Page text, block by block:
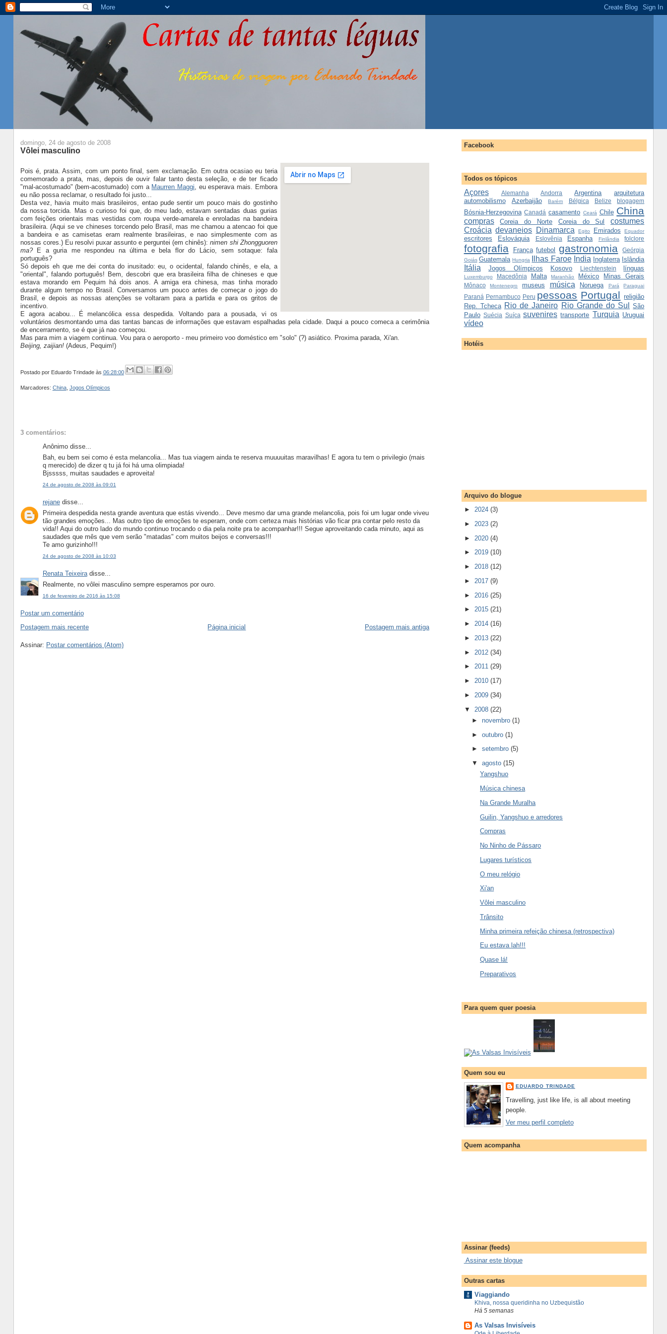
domingo, 24 de agosto de 2008
Vôlei masculino
Pois é, prata. Assim, com um ponto final, sem exclamação. Em outra ocasiao eu teria
comemorado a prata, mas, depois de ouvir falar tanto desta seleção, e de ter ficado
"mal-acostumado" (bem-acostumado) com a Maurren Maggi, eu esperava mais. Embora
eu não possa reclamar, o resultado foi justo...
Desta vez, havia muito mais brasileiros, entao pude sentir um pouco mais do gostinho
da nossa torcida. Mas o curioso foi que, do meu lado, estavam sentadas duas gurias
com feições orientais mas vestidas com roupa verde-amarela e enroladas na bandeira
brasileira. (Aqui se ve chineses torcendo pelo Brasil, mas me chamou a atencao foi que
a bandeira e as camisetas eram realmente brasileiras, e nao simplesmente com as
nossas cores.) Eu resolvi puxar assunto e perguntei (em chinês):nimen shi Zhongguoren
ma?E a guria me respondeu na última e bela flor do Lácio, sem sotaque: fala
português?
Só depois eh que me dei conta do inusitado: eu, o ocidental, falando chinês, e ela, a
"oriental", falando português! Bem, descobri que era brasileira filha de chineses e que
estava morando em Pequim há dois anos. A amiga era chinesa, mas tinha morado
durante algum tempo no Brasil. Conversamos um pouco antes de começar o jogo do
Brasil, e depois as nossas atenções se voltaram para a partida e para os gritos de
incentivo.
E agora acabou... É melancólica essa despedida. Voltando para a pousada, vi os
voluntários desmontando uma das tantas bancas de informações que estavam espalhadas pela cidade. Daqui a pouco comeca a cerimônia
de encerramento, se é que já nao começou.
Mas para mim a viagem continua. Vou para o aeroporto - meu primeiro voo doméstico em "solo" (?) asiático. Proxima parada, Xi'an.
Beijing, zaijian!(Adeus, Pequim!)
Postado por Eduardo Trindade às 06:28:00
Marcadores: China, Jogos Olímpicos
3 comentários:
Anônimo disse...
Bah, eu bem sei como é esta melancolia... Mas tua viagem ainda te reserva muuuuitas maravilhas! E agora tu tem o privilegio (mais
q merecido) de dizer q tu já foi há uma olimpiada!
Bjsssss, muitas saudades e aproveita!
24 de agosto de 2008 às 09:01
rejanedisse...
Primeira despedida nesta grande aventura que estás vivendo... Deve mesmo dar uma grande melancolia, pois foi um lugar onde viveu
tão grandes emoções... Mas outro tipo de emoções te esperam, onde com certeza mais histórias vão ficar pra contar pelo resto da
vida!! Aqui do outro lado do mundo continuo trocando o dia pela noite pra te acompanhar!!! Segue aproveitando cada minuto, aqui as
saudades que mês que vem serão "matadas" com muitos beijos e conversas!!!
Te amo gurizinho!!!
24 de agosto de 2008 às 10:03
Renata Teixeiradisse...
Realmente, no vôlei masculino sempre esperamos por ouro.
16 de fevereiro de 2016 às 15:08
Postar um comentário
Postagem mais recente
Postagem mais antiga
Página inicial
Assinar: Postar comentários (Atom)
Facebook
Todos os tópicos
Açores Alemanha Andorra Argentina
arquitetura
automobilismo
Azerbaijão Barém Bélgica Belize blogagem
Bósnia-Herzegovina Canadá casamento Ceará Chile China
compras Coreia do Norte Coreia do Sul
costumes
Croácia devaneios Dinamarca Egito Emirados Equador
escritores Eslováquia Eslovênia Espanha Finlândia folclore
fotografia França futebol gastronomia Geórgia
Goiás Guatemala Hungria Ilhas Faroe India Inglaterra Islândia
Itália Jogos Olímpicos Kosovo Liechtenstein línguas
Luxemburgo Macedônia Malta Maranhão México Minas Gerais
Mônaco Montenegro museus música Noruega Pará Paraguai
Paraná Pernambuco Peru pessoas Portugal religião
Rep. Tcheca Rio de Janeiro Rio Grande do Sul
São
Paulo Suécia Suíça suvenires transporte Turquia Uruguai
vídeo
Hotéis
Arquivo do blogue
► 2024 (3)
► 2023 (2)
► 2020 (4)
► 2019 (10)
► 2018 (12)
► 2017 (9)
► 2016 (25)
► 2015 (21)
► 2014 (16)
► 2013 (22)
► 2012 (34)
► 2011 (29)
► 2010 (17)
► 2009 (34)
▼ 2008 (22)
►novembro(1)
►outubro(1)
►setembro(5)
▼agosto(15)
Yangshuo
Música chinesa
Na Grande Muralha
Guilin, Yangshuo e arredores
Compras
No Ninho de Pássaro
Lugares turísticos
O meu relógio
Xi'an
Vôlei masculino
Trânsito
Minha primeira refeição chinesa (retrospectiva)
Eu estava lah!!!
Quase lá!
Preparativos
Para quem quer poesia
Quem sou eu
EDUARDO TRINDADE
Travelling, just like life, is all about meeting
people.
Ver meu perfil completo
Quem acompanha
Assinar (feeds)
Assinar este blogue
Outras cartas
Viaggiando
Khiva, nossa queridinha no Uzbequistão
Há 5 semanas
As Valsas Invisíveis